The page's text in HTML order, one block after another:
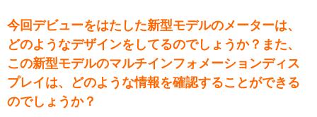
今回デビューをはたした新型モデルのメーターは、
どのようなデザインをしてるのでしょうか？また、
この新型モデルのマルチインフォメーションディス
プレイは、どのような情報を確認することができる
のでしょうか？